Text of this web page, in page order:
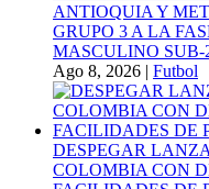
ANTIOQUIA Y
GRUPO 3 A LA
MASCULINO SUB-
Ago 8, 2026 | Futbol
DESPEGAR
COLOMBIA CON